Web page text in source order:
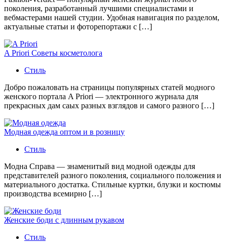
поколения, разработанный лучшими специалистами и
вебмастерами нашей студии. Удобная навигация по разделом,
актуальные статьи и фоторепортажи с […]
A Priori Советы косметолога
Стиль
Добро пожаловать на страницы популярных статей модного
женского портала A Priori — электронного журнала для
прекрасных дам саых разных взглядов и самого разного […]
Модная одежда оптом и в розницу
Стиль
Модна Справа — знаменитый вид модной одежды для
представителей разного поколения, социального положения и
материального достатка. Стильные куртки, блузки и костюмы
производства всемирно […]
Женские боди с длинным рукавом
Стиль